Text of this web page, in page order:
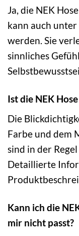
Ja, die NEK
kann auch
werden. Sie
sinnliches
Ist die NEK
Die
Farbe und dem
sind in der
Detaillierte
Kann ich die
mir nicht passt?